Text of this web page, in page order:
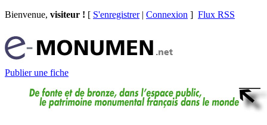
Bienvenue, visiteur ! [ S'enregistrer| Connexion ] Flux RSS
Publier une fiche